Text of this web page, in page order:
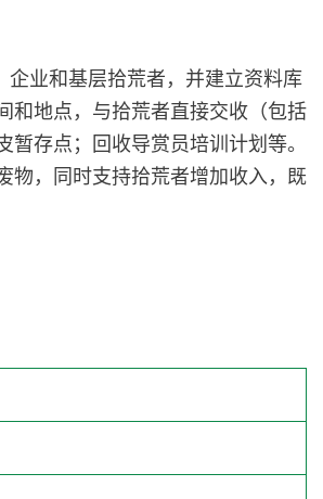
业和基层拾荒者，并建立资料库
和地点，与拾荒者直接交收（包括
存点；回收导赏员培训计划等。
物，同时支持拾荒者增加收入，既